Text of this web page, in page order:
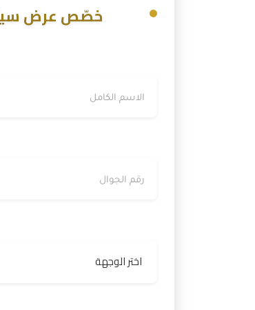
خصّص عرض